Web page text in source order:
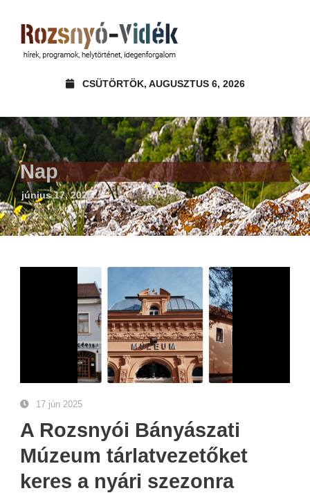
CSÜTÖRTÖK, AUGUSZTUS 6, 2026
Nap
június 17, 2025
17 jún 2025
A Rozsnyói Bányászati
Múzeum tárlatvezetőket
keres a nyári szezonra